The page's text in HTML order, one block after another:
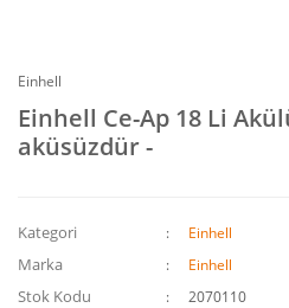
Einhell
Einhell Ce-Ap 18 Li
aküsüzdür -
Kategori Einhell
Marka Einhell
Stok Kodu 2070110